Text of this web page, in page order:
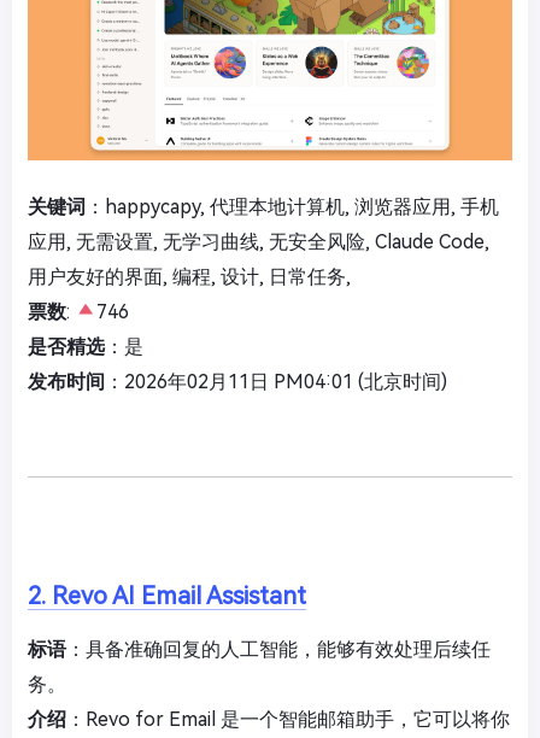
关键词 ：happycapy, 代理本地计算机, 浏览器应用, 手机
应用, 无需设置, 无学习曲线, 无安全风险, Claude Code,
用户友好的界面, 编程, 设计, 日常任务,
票数:
746
是否精选：是
发布时间 ：2026年02月11日 PM04:01 (北京时间)
2. Revo AI Email Assistant
标语：具备准确回复的人工智能，能够有效处理后续任
务。
介绍 ：Revo for Email 是一个智能邮箱助手，它可以将你